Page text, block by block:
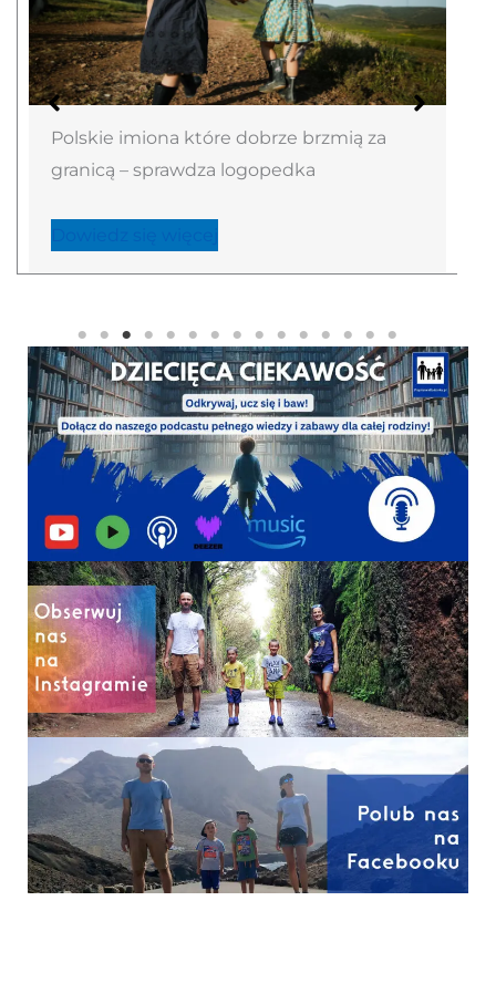
Polskie imiona które dobrze brzmią za
granicą – sprawdza logopedka